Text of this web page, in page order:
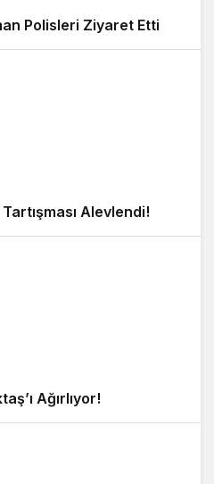
Polisleri Ziyaret Etti
Alevlendi!
Ağırlıyor!